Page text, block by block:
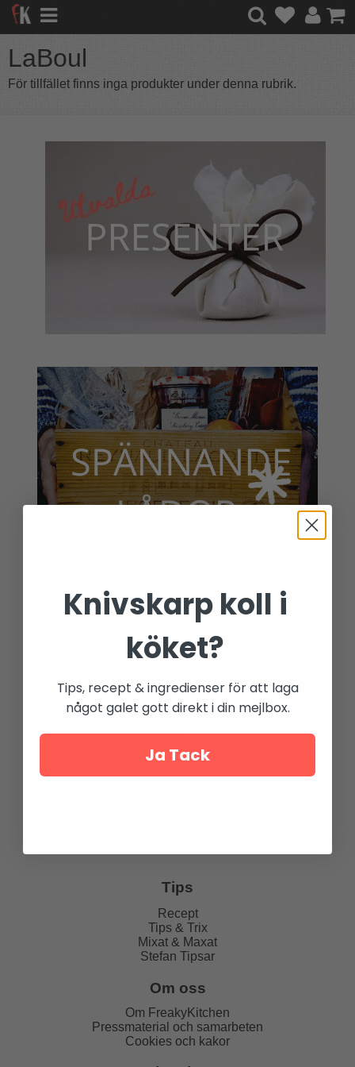
LaBoul
För tillfället finns inga produkter under denna rubrik.
Tips
Recept
Tips & Trix
Mixat & Maxat
Stefan Tipsar
Om oss
Om FreakyKitchen
Pressmaterial och samarbeten
Cookies och kakor
Knivskarp koll i
köket?
Tips, recept & ingredienser för att laga
något galet gott direkt i din mejlbox.
Ja Tack